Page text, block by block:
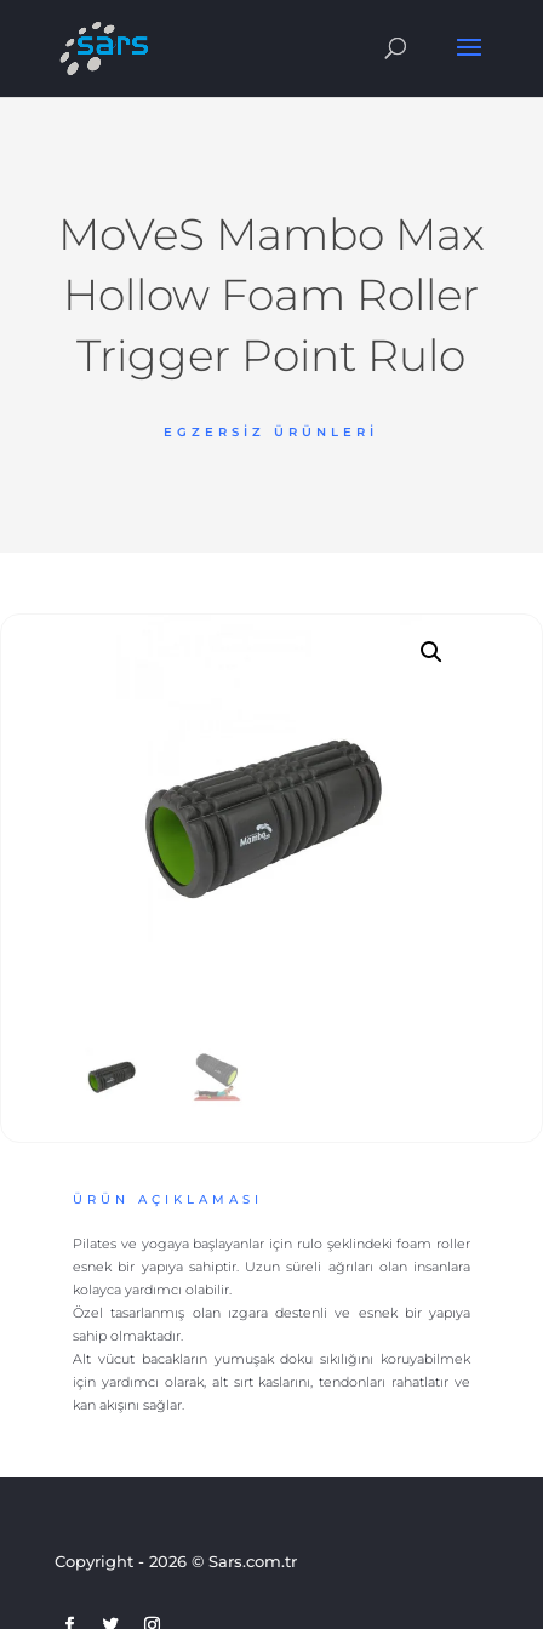
MoVeS Mambo Max
Hollow Foam Roller
Trigger Point Rulo
EGZERSIZ ÜRÜNLERI
ÜRÜN AÇIKLAMASI
Pilates ve yogaya başlayanlar için rulo şeklindeki foam roller
esnek bir yapıya sahiptir. Uzun süreli ağrıları olan insanlara
kolayca yardımcı olabilir.
Özel tasarlanmış olan ızgara destenli ve esnek bir yapıya
sahip olmaktadır.
Alt vücut bacakların yumuşak doku sıkılığını koruyabilmek
için yardımcı olarak, alt sırt kaslarını, tendonları rahatlatır ve
kan akışını sağlar.
Copyright - 2026 © Sars.com.tr